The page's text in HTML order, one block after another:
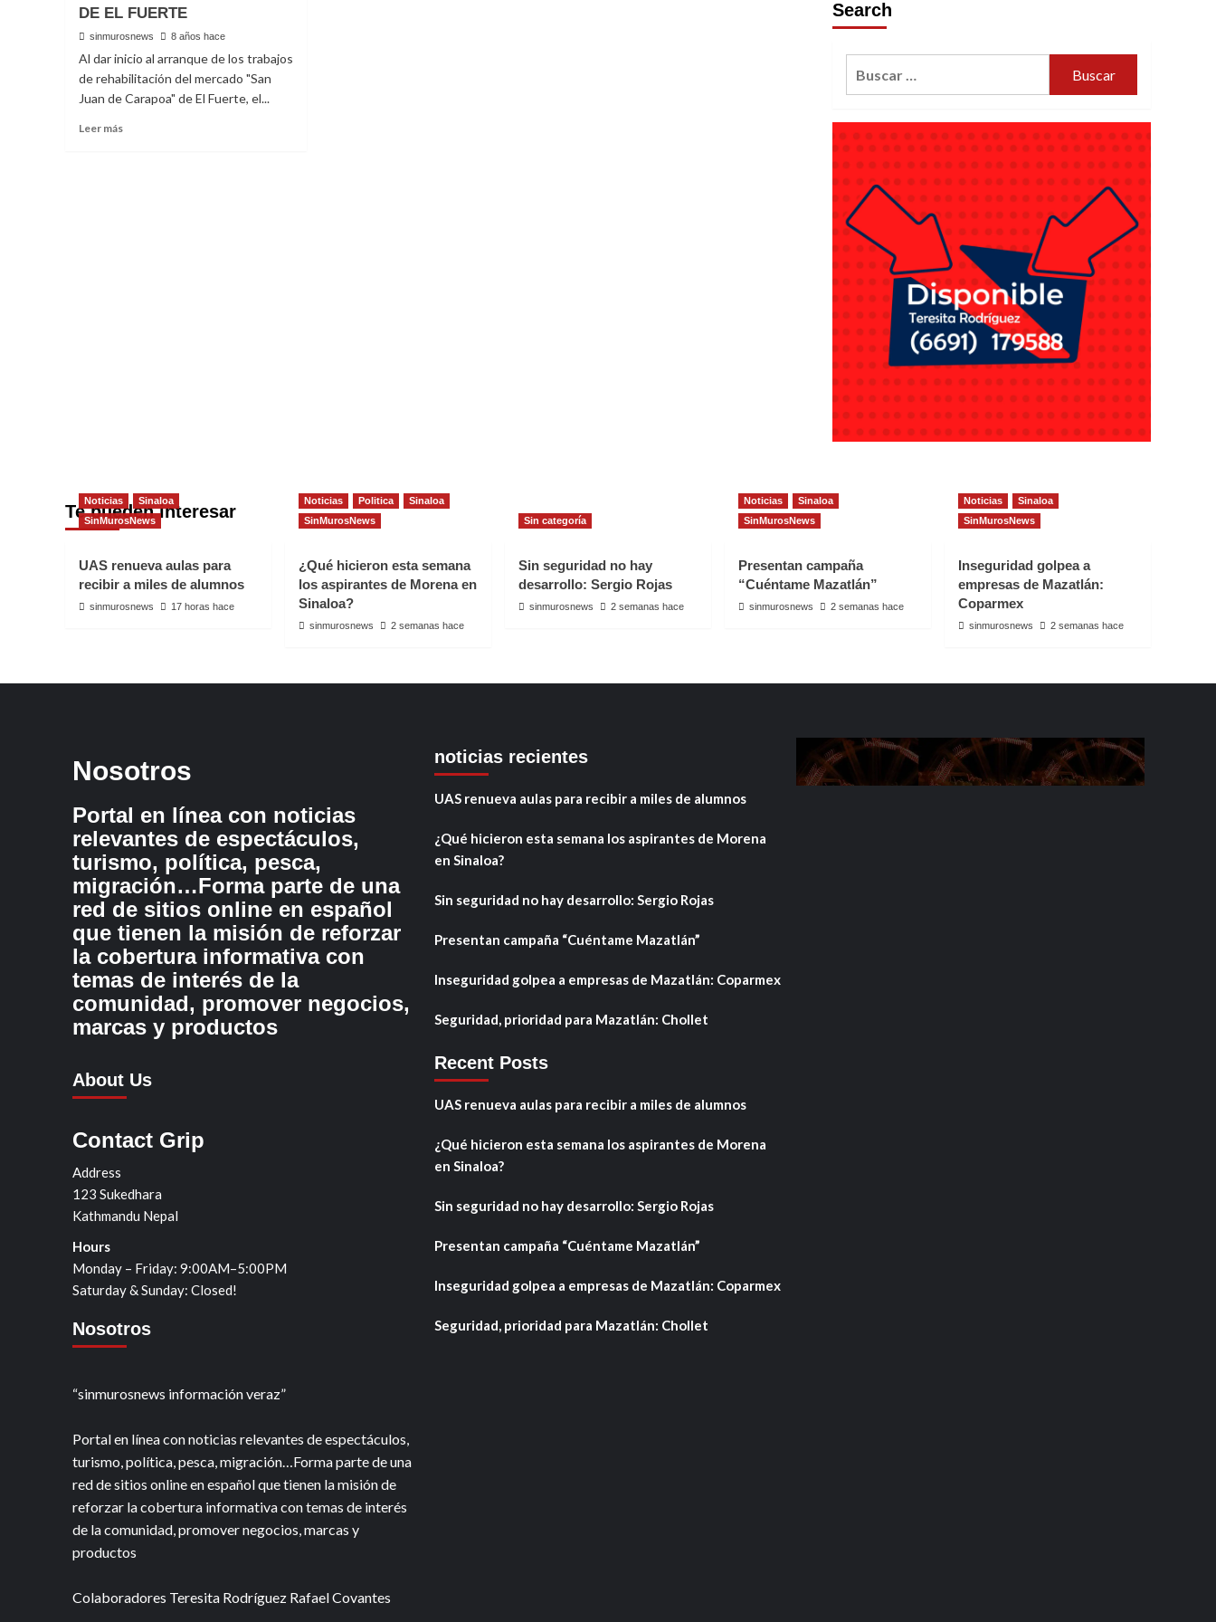
DE EL FUERTE
sinmurosnews 8 años hace
Al dar inicio al arranque de los trabajos
de rehabilitación del mercado "San
Juan de Carapoa" de El Fuerte, el...
Leer más
Search
Te pueden interesar
Noticias
Sinaloa
SinMurosNews
UAS renueva aulas para
recibir a miles de alumnos
sinmurosnews 17 horas hace
Noticias Politica
Sinaloa
SinMurosNews
¿Qué hicieron esta semana
los aspirantes de Morena en
Sinaloa?
sinmurosnews 2 semanas hace
Sin categoría
Sin seguridad no hay
desarrollo: Sergio Rojas
sinmurosnews 2 semanas hace
Noticias
Sinaloa
SinMurosNews
Presentan campaña
“Cuéntame Mazatlán”
sinmurosnews 2 semanas hace
Noticias
Sinaloa
SinMurosNews
Inseguridad golpea a
empresas de Mazatlán:
Coparmex
sinmurosnews 2 semanas hace
Nosotros
Portal en línea con noticias
relevantes de espectáculos,
turismo, política, pesca,
migración…Forma parte de una
red de sitios online en español
que tienen la misión de reforzar
la cobertura informativa con
temas de interés de la
comunidad, promover negocios,
marcas y productos
About Us
Contact Grip
Address
123 Sukedhara
Kathmandu Nepal
Hours
Monday – Friday: 9:00AM–5:00PM
Saturday & Sunday: Closed!
Nosotros
“sinmurosnews información veraz”
Portal en línea con noticias relevantes de espectáculos,
turismo, política, pesca, migración…Forma parte de una
red de sitios online en español que tienen la misión de
reforzar la cobertura informativa con temas de interés
de la comunidad, promover negocios, marcas y
productos
Colaboradores Teresita Rodríguez Rafael Covantes
noticias recientes
UAS renueva aulas para recibir a miles de alumnos
¿Qué hicieron esta semana los aspirantes de Morena
en Sinaloa?
Sin seguridad no hay desarrollo: Sergio Rojas
Presentan campaña “Cuéntame Mazatlán”
Inseguridad golpea a empresas de Mazatlán: Coparmex
Seguridad, prioridad para Mazatlán: Chollet
Recent Posts
UAS renueva aulas para recibir a miles de alumnos
¿Qué hicieron esta semana los aspirantes de Morena
en Sinaloa?
Sin seguridad no hay desarrollo: Sergio Rojas
Presentan campaña “Cuéntame Mazatlán”
Inseguridad golpea a empresas de Mazatlán: Coparmex
Seguridad, prioridad para Mazatlán: Chollet